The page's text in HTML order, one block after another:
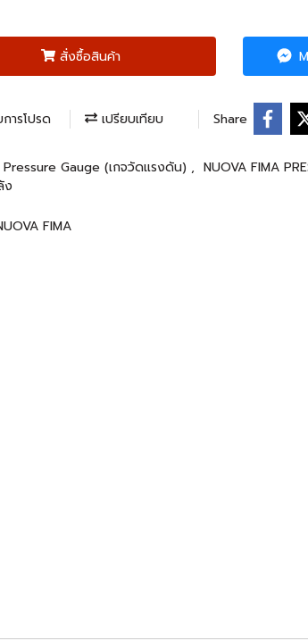
สั่งซื้อสินค้า
ารโปรด เปรียบเทียบ Share
Pressure Gauge (เกจวัดแรงดัน) , NUOVA FIMA
ง
FIMA